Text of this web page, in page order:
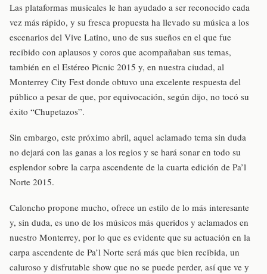
Las plataformas musicales le han ayudado a ser reconocido cada
vez más rápido, y su fresca propuesta ha llevado su música a los
escenarios del Vive Latino, uno de sus sueños en el que fue
recibido con aplausos y coros que acompañaban sus temas,
también en el Estéreo Picnic 2015 y, en nuestra ciudad, al
Monterrey City Fest donde obtuvo una excelente respuesta del
público a pesar de que, por equivocación, según dijo, no tocó su
éxito “Chupetazos”.
Sin embargo, este próximo abril, aquel aclamado tema sin duda
no dejará con las ganas a los regios y se hará sonar en todo su
esplendor sobre la carpa ascendente de la cuarta edición de Pa’l
Norte 2015.
Caloncho propone mucho, ofrece un estilo de lo más interesante
y, sin duda, es uno de los músicos más queridos y aclamados en
nuestro Monterrey, por lo que es evidente que su actuación en la
carpa ascendente de Pa’l Norte será más que bien recibida, un
caluroso y disfrutable show que no se puede perder, así que ve y